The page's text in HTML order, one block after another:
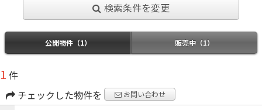
検索条件を変更
公開物件（1） 販売中（1）
1 件
チェックした物件を
お問い合わせ